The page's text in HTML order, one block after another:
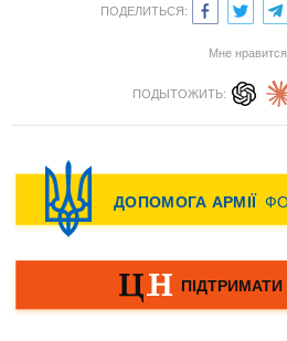
ПОДЕЛИТЬСЯ:
Мне нравится
ПОДЫТОЖИТЬ: